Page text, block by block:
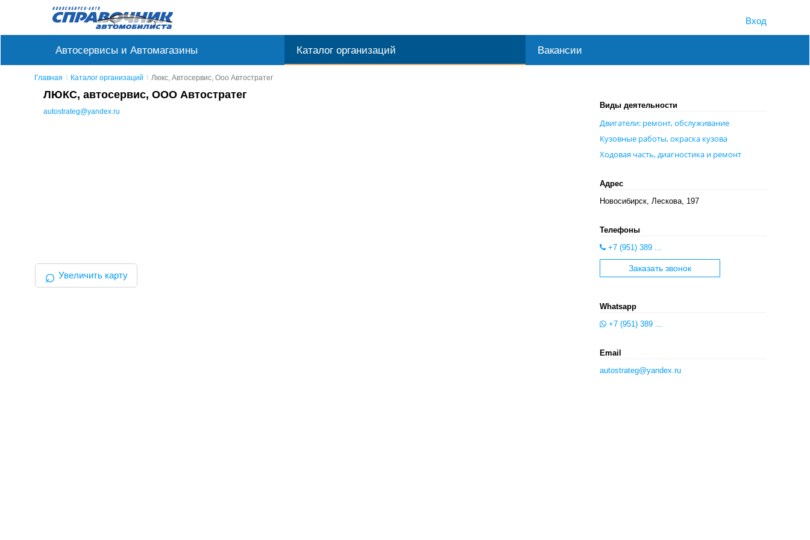
Вход
Автосервисы и Автомагазины Каталог организаций Вакансии
Главная Каталог организаций Люкс, Автосервис, Ооо Автостратег
ЛЮКС, автосервис, ООО Автостратег
autostrateg@yandex.ru
⌕ Увеличить карту
Виды деятельности
Двигатели: ремонт, обслуживание
Кузовные работы, окраска кузова
Ходовая часть, диагностика и ремонт
Адрес
Новосибирск, Лескова, 197
Телефоны
+7 (951) 389 ...
Заказать звонок
Whatsapp
+7 (951) 389 ...
Email
autostrateg@yandex.ru